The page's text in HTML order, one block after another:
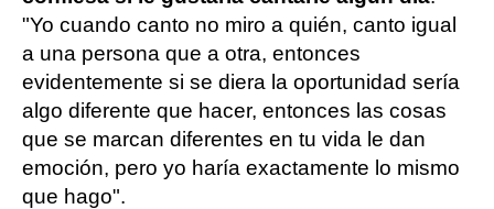
"Yo cuando canto no miro a quién, canto igual
a una persona que a otra, entonces
evidentemente si se diera la oportunidad sería
algo diferente que hacer, entonces las cosas
que se marcan diferentes en tu vida le dan
emoción, pero yo haría exactamente lo mismo
que hago".